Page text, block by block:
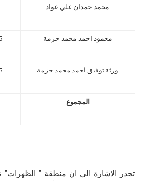
محمد حمدان علي عواد
محمود احمد محمد حزمة
ورثة توفيق احمد محمد حزمة
المجموع
تجدر الاشارة الى ان منطقة ” الظهرات”